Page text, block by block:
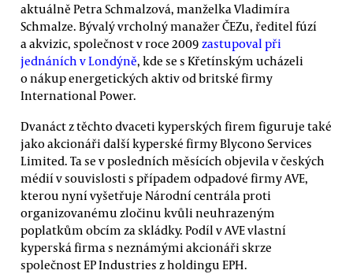
aktuálně Petra Schmalzová, manželka Vladimíra
Schmalze. Bývalý vrcholný manažer ČEZu, ředitel fúzí
a akvizic, společnost v roce 2009 zastupoval při
jednáních v Londýně, kde se s Křetínským ucházeli
o nákup energetických aktiv od britské firmy
International Power.
Dvanáct z těchto dvaceti kyperských firem figuruje také
jako akcionáři další kyperské firmy Blycono Services
Limited. Ta se v posledních měsících objevila v českých
médií v souvislosti s případem odpadové firmy AVE,
kterou nyní vyšetřuje Národní centrála proti
organizovanému zločinu kvůli neuhrazeným
poplatkům obcím za skládky. Podíl v AVE vlastní
kyperská firma s neznámými akcionáři skrze
společnost EP Industries z holdingu EPH.